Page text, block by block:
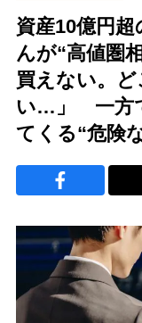
資産10億円超
んが“高値圏
買えない。
い…」 一方
てくる“危険